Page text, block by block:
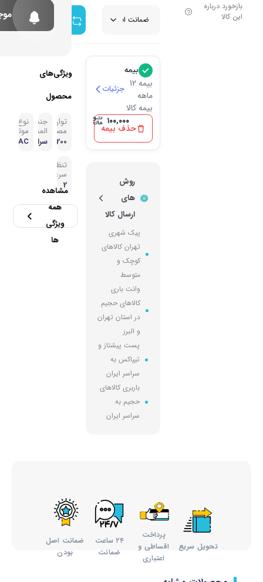
بازخورد درباره
این کالا
انتخاب
مجدد
بیمه
بیمه 12
ماهه
بیمه کالا
جزئیات
حذف بیمه
۱۰۰,۰۰۰
روش
های
ارسال کالا
پیک شهری
تهران کالاهای
کوچک و
متوسط
وانت باری
کالاهای حجیم
در استان تهران
و البرز
پست پیشتاز و
تیپاکس به
سراسر ایران
باربری کالاهای
حجیم به
سراسر ایران
ویژگی‌های
محصول
توان
مصرفی
2200 وا
جنس
المنت
سرامی
نوع
موتور
AC
تنظیمات
سرعت
2
مشاهده
همه
ویژگی
ها
تحویل سریع
پرداخت
اقساطی و
اعتباری
۲۴ ساعت
ضمانت
ضمانت اصل
بودن